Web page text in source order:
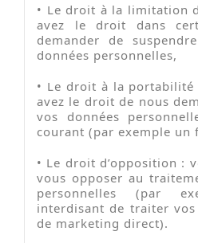
• Le droit à la limitation
avez le droit dans
demander de
données personnelles,
• Le droit à la portabilité
avez le droit de nous
vos données
courant (par exemple un
• Le droit d’opposition :
vous opposer au
personnelles (par
interdisant de traiter
de marketing direct).